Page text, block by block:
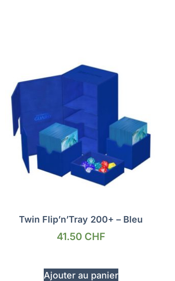
Twin Flip’n’Tray 200+ – Bleu
41.50 CHF
Ajouter au panier